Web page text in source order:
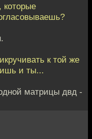
которые
к той же
и ты...
матрицы двд -